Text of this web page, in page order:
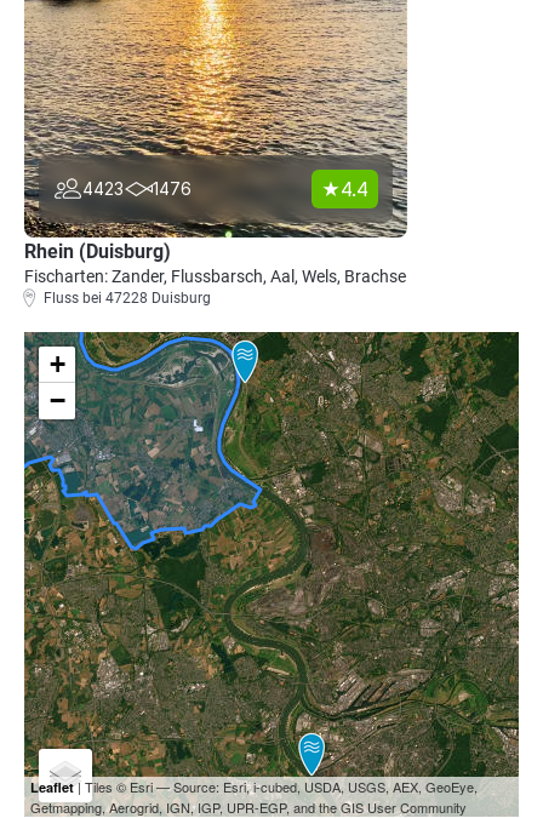
4423 1476 4.4
Rhein (Duisburg)
Fischarten: Zander, Flussbarsch, Aal, Wels, Brachse
Fluss bei 47228 Duisburg
+
−
Leaflet| Tiles © Esri — Source: Esri, i-cubed, USDA, USGS, AEX, GeoEye,
Getmapping, Aerogrid, IGN, IGP, UPR-EGP, and the GIS User Community